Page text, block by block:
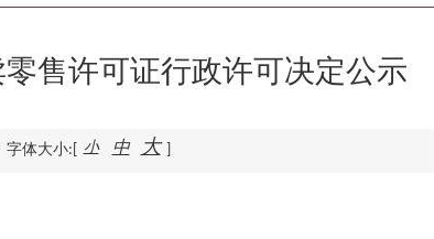
售许可证行政许可决定公示
字体大小:[ 小 中 大